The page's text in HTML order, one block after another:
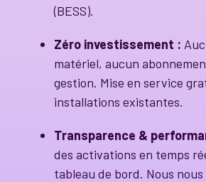
(BESS).
Zéro investissement :
matériel, aucun
gestion. Mise en service
installations existantes.
Transparence &
des activations en temps
tableau de bord. Nous